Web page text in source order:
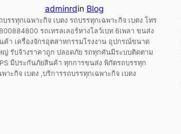
adminrdin Blog
บรรทุกเฉพาะกิจ เบตง รถบรรทุกเฉพาะกิจ เบตง โทร
รถเทรลเลอร์หางโลว์เบท 6เพลา ขนส่ง
ค้า เครื่องจักรอุตสาหกรรมโรงงาน อุปกรณ์ขนาด
ญ่ รับจ้างราคาถูก ปลอดภัย รถทุกคันมีระบบติดตาม
มีประกันภัยสินค้า ทุกการขนส่ง พิกัดรถบรรทุก
พาะกิจ เบตง ,บริการรถบรรทุกเฉพาะกิจ เบตง